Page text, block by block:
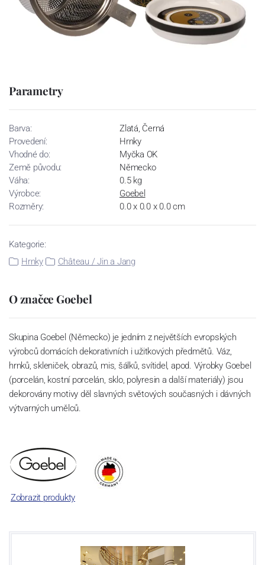
Parametry
Barva:
Zlatá, Černá
Provedení:
Hrnky
Vhodné do:
Myčka OK
Země původu:
Německo
Váha:
0.5 kg
Výrobce:
Goebel
Rozměry:
0.0 x 0.0 x 0.0 cm
Kategorie:
Hrnky
Château / Jin a Jang
O značce Goebel
Skupina Goebel (Německo) je jedním z největších evropských
výrobců domácích dekorativních i užitkových předmětů. Váz,
hrnků, skleniček, obrazů, mis, šálků, svítidel, apod. Výrobky Goebel
(porcelán, kostní porcelán, sklo, polyresin a další materiály) jsou
dekorovány motivy děl slavných světových současných i dávných
výtvarných umělců.
Zobrazit produkty